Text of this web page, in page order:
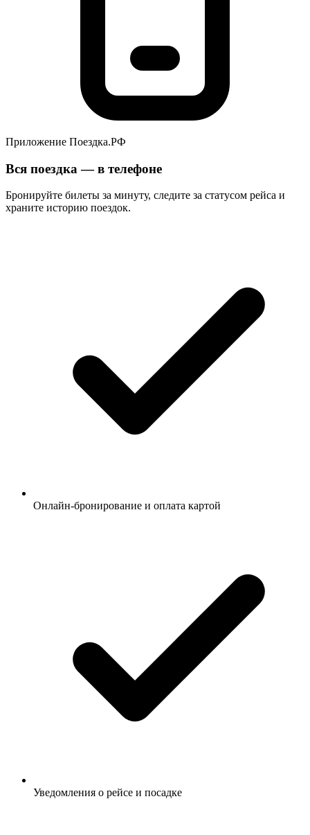
Приложение Поездка.РФ
Вся поездка — в телефоне
Бронируйте билеты за минуту, следите за статусом рейса и
храните историю поездок.
Онлайн-бронирование и оплата картой
Уведомления о рейсе и посадке